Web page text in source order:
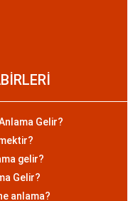
Gelir?
gelir?
Gelir?
anlama?